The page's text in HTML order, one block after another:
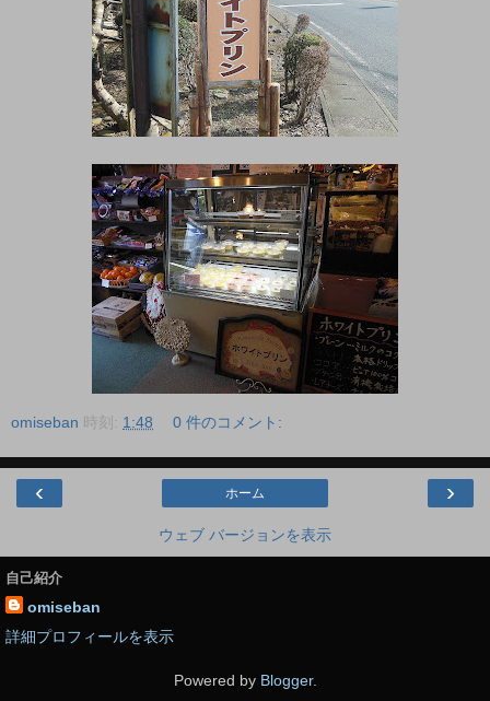
omiseban 時刻: 1:48 0 件のコメント:
‹ ›
ホーム
ウェブ バージョンを表示
自己紹介
omiseban
詳細プロフィールを表示
Powered by Blogger.